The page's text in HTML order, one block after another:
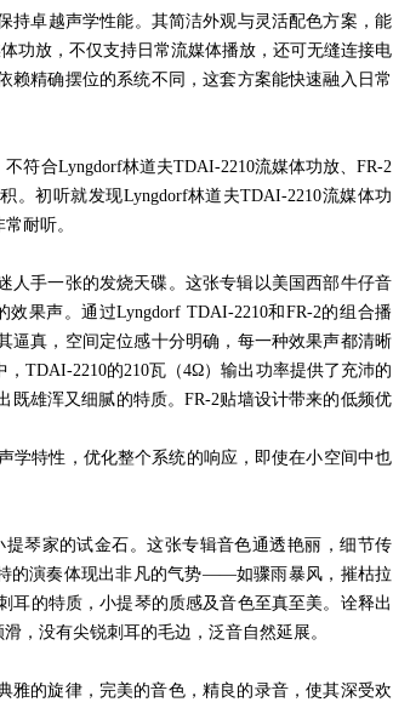
持卓越声学性能。其简洁外观与灵活配色方案，能
功放，不仅支持日常流媒体播放，还可无缝连接电
精确摆位的系统不同，这套方案能快速融入日常
不符合Lyngdorf林道夫TDAI-2210流媒体功放、FR-2
。初听就发现Lyngdorf林道夫TDAI-2210流媒体功
耐听。
人手一张的发烧天碟。这张专辑以美国西部牛仔音
效果声。通过Lyngdorf TDAI-2210和 FR-2的组合播
逼真，空间定位感十分明确，每一种效果声都清晰
TDAI-2210的210瓦（4Ω）输出功率提供了充沛的
既雄浑又细腻的特质。FR-2贴墙设计带来的低频优
学特性，优化整个系统的响应，即使在小空间中也
琴家的试金石。这张专辑音色通透艳丽，细节传
的演奏体现出非凡的气势——如骤雨暴风，摧枯拉
耳的特质，小提琴的质感及音色至真至美。诠释出
，没有尖锐刺耳的毛边，泛音自然延展。
雅的旋律，完美的音色，精良的录音，使其深受欢